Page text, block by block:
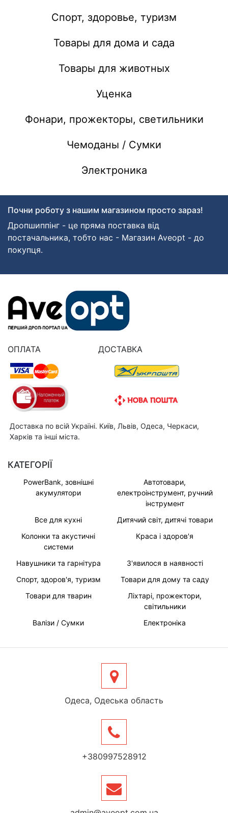
Спорт, здоровье, туризм
Товары для дома и сада
Товары для животных
Уценка
Фонари, прожекторы, светильники
Чемоданы / Сумки
Электроника
Почни роботу з нашим магазином просто зараз!
Дропшиппінг - це пряма поставка від
постачальника, тобто нас - Магазин Aveopt - до
покупця.
ОПЛАТА ДОСТАВКА
Доставка по всій Україні. Київ, Львів, Одеса, Черкаси,
Харків та інші міста.
КАТЕГОРІЇ
PowerBank, зовнішні
акумулятори
Автотовари,
електроінструмент, ручний
інструмент
Все для кухні
Дитячий світ, дитячі товари
Колонки та акустичні
системи
Краса і здоров'я
Навушники та гарнітура
З'явилося в наявності
Спорт, здоров'я, туризм
Товари для дому та саду
Товари для тварин
Ліхтарі, прожектори,
світильники
Валізи / Сумки
Електроніка
Одеса, Одеська область
+380997528912